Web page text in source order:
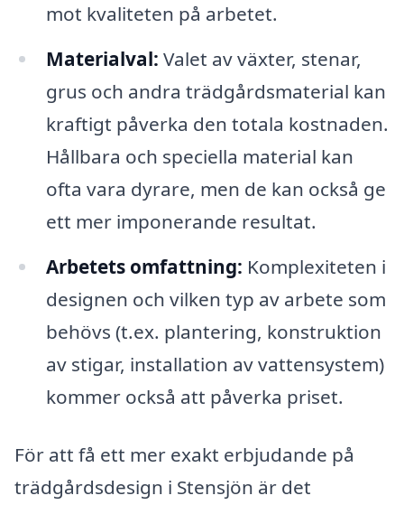
mot kvaliteten på arbetet.
Materialval: Valet av växter, stenar,
grus och andra trädgårdsmaterial kan
kraftigt påverka den totala kostnaden.
Hållbara och speciella material kan
ofta vara dyrare, men de kan också ge
ett mer imponerande resultat.
Arbetets omfattning: Komplexiteten i
designen och vilken typ av arbete som
behövs (t.ex. plantering, konstruktion
av stigar, installation av vattensystem)
kommer också att påverka priset.
För att få ett mer exakt erbjudande på
trädgårdsdesign i Stensjön är det